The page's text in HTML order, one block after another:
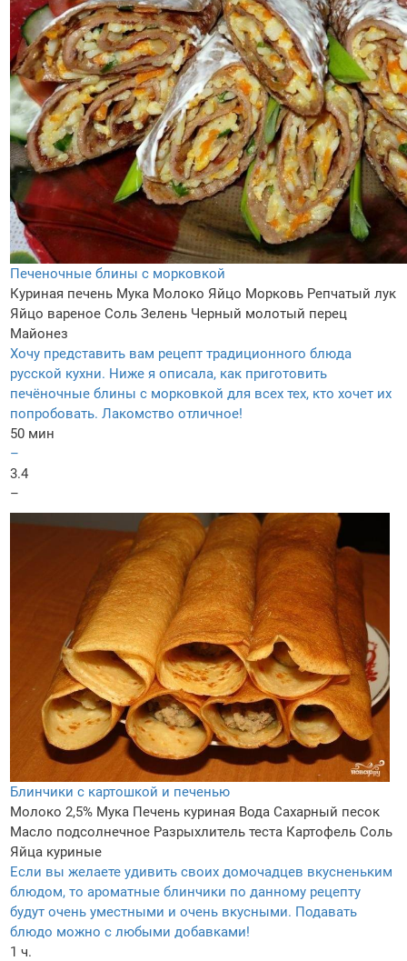
Печеночные блины с морковкой
Куриная печень Мука Молоко Яйцо Морковь Репчатый лук
Яйцо вареное Соль Зелень Черный молотый перец
Майонез
Хочу представить вам рецепт традиционного блюда
русской кухни. Ниже я описала, как приготовить
печёночные блины с морковкой для всех тех, кто хочет их
попробовать. Лакомство отличное!
50 мин
–
3.4
–
Блинчики с картошкой и печенью
Молоко 2,5% Мука Печень куриная Вода Сахарный песок
Масло подсолнечное Разрыхлитель теста Картофель Соль
Яйца куриные
Если вы желаете удивить своих домочадцев вкусненьким
блюдом, то ароматные блинчики по данному рецепту
будут очень уместными и очень вкусными. Подавать
блюдо можно с любыми добавками!
1 ч.